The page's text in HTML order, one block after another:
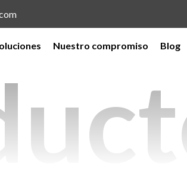
Nuestro compromiso Blog